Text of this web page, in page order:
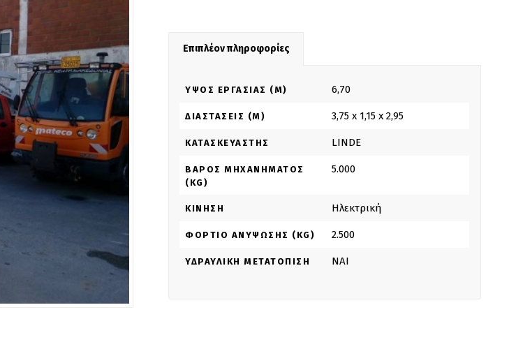
Επιπλέον πληροφορίες
ΎΨΟΣ ΕΡΓΑΣΊΑΣ (M) 6,70
ΔΙΑΣΤΆΣΕΙΣ (M) 3,75 x 1,15 x 2,95
ΚΑΤΑΣΚΕΥΑΣΤΉΣ LINDE
ΒΆΡΟΣ ΜΗΧΑΝΉΜΑΤΟΣ
(KG)
5.000
ΚΊΝΗΣΗ Ηλεκτρική
ΦΟΡΤΊΟ ΑΝΎΨΩΣΗΣ (KG) 2.500
ΥΔΡΑΥΛΙΚΉ ΜΕΤΑΤΌΠΙΣΗ NAI